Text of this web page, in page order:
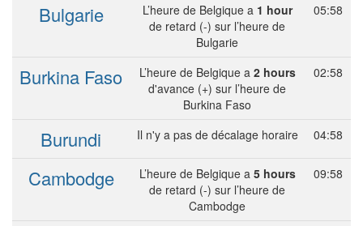
Bulgarie L’heure de Belgique a 1 hour
de retard (-) sur l’heure de
Bulgarie
05:58
Burkina Faso L’heure de Belgique a 2 hours
d'avance (+) sur l’heure de
Burkina Faso
02:58
Burundi Il n'y a pas de décalage horaire 04:58
Cambodge L’heure de Belgique a 5 hours
de retard (-) sur l’heure de
Cambodge
09:58